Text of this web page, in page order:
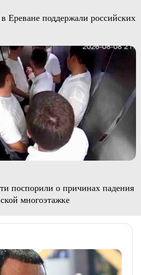
Ереване поддержали российских
поспорили о причинах падения
многоэтажке